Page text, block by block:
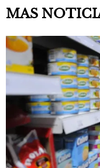
MAS